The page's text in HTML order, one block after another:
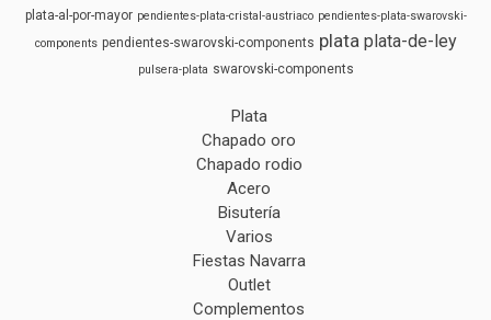
plata-al-por-mayor pendientes-plata-cristal-austriaco pendientes-plata-swarovski-
components pendientes-swarovski-components plata plata-de-ley
pulsera-plata swarovski-components
Plata
Chapado oro
Chapado rodio
Acero
Bisutería
Varios
Fiestas Navarra
Outlet
Complementos